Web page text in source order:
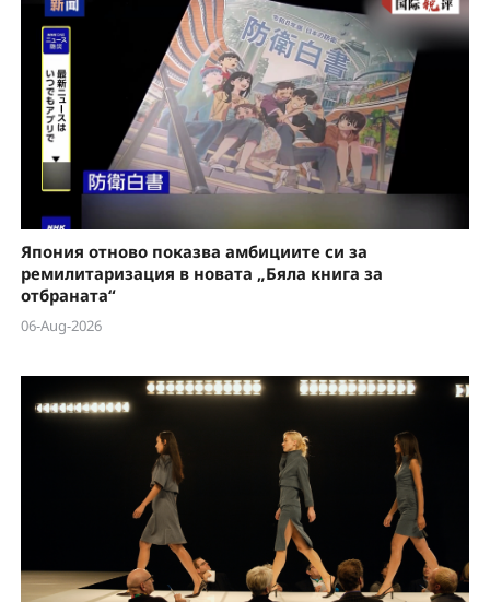
Япония отново показва амбициите си за
ремилитаризация в новата „Бяла книга за
отбраната“
06-Aug-2026